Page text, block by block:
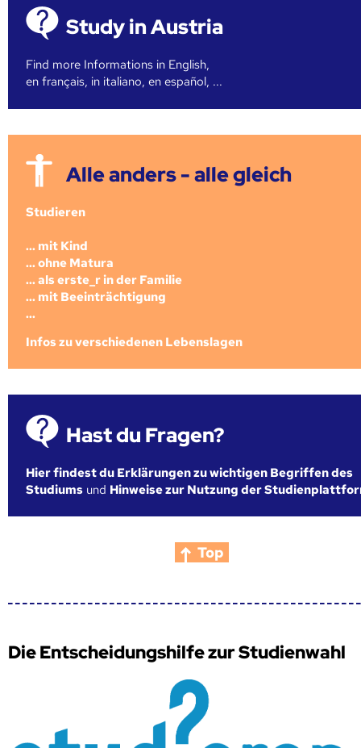
Study in Austria
Find more Informations in English,
en français, in italiano, en español, ...
Alle anders - alle gleich
Studieren
... mit Kind
... ohne Matura
... als erste_r in der Familie
... mit Beeinträchtigung
...
Infos zu verschiedenen Lebenslagen
Hast du Fragen?
Hier findest du Erklärungen zu wichtigen Begriffen des
Studiums und Hinweise zur Nutzung der
Top
Die Entscheidungshilfe zur Studienwahl